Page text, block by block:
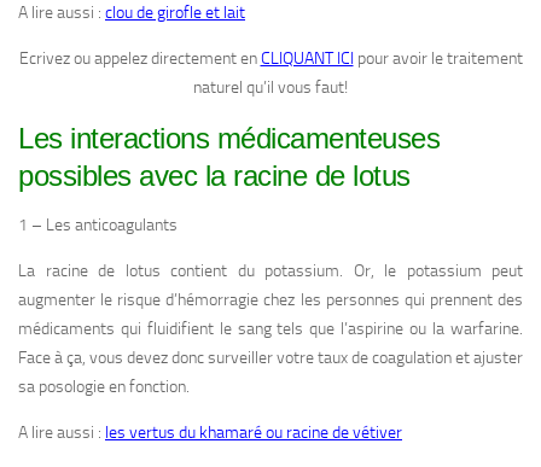
A lire aussi : clou de girofle et lait
Ecrivez ou appelez directement enCLIQUANT ICI pour avoir le traitement
naturel qu’il vous faut!
Les interactions médicamenteuses
possibles avec la racine de lotus
1 – Les anticoagulants
La racine de lotus contient du potassium. Or, le potassium peut
augmenter le risque d’hémorragie chez les personnes qui prennent des
médicaments qui fluidifient le sang tels que l’aspirine ou la warfarine.
Face à ça, vous devez donc surveiller votre taux de coagulation et ajuster
sa posologie en fonction.
A lire aussi : les vertus du khamaré ou racine de vétiver